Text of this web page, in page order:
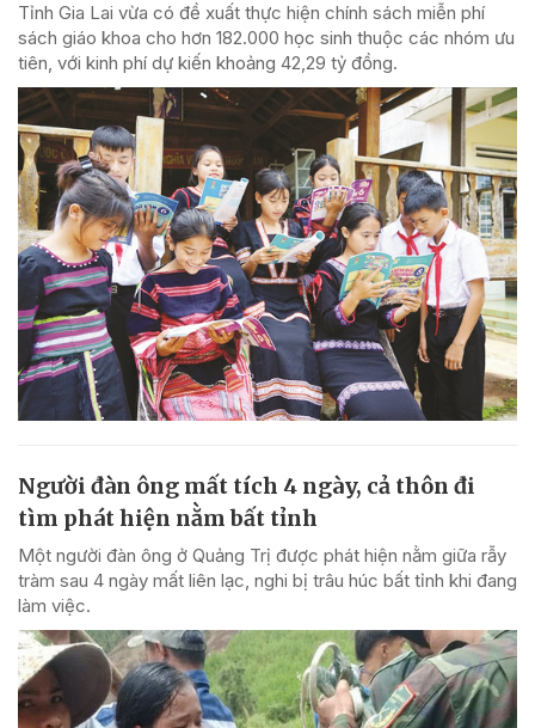
Tỉnh Gia Lai vừa có đề xuất thực hiện chính sách miễn phí
sách giáo khoa cho hơn 182.000 học sinh thuộc các nhóm ưu
tiên, với kinh phí dự kiến khoảng 42,29 tỷ đồng.
Người đàn ông mất tích 4 ngày, cả thôn đi
tìm phát hiện nằm bất tỉnh
Một người đàn ông ở Quảng Trị được phát hiện nằm giữa rẫy
tràm sau 4 ngày mất liên lạc, nghi bị trâu húc bất tỉnh khi đang
làm việc.